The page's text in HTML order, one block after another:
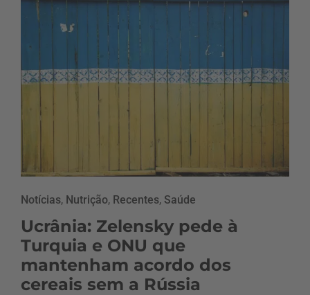
Notícias, Nutrição, Recentes, Saúde
Ucrânia: Zelensky pede à
Turquia e ONU que
mantenham acordo dos
cereais sem a Rússia